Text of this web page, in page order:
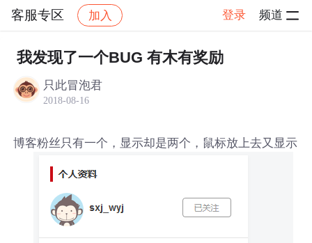
客服专区 加入 登录 频道
社区 客服专区 帖子详情
我发现了一个BUG 有木有奖励
只此冒泡君
2018-08-16
博客粉丝只有一个，显示却是两个，鼠标放上去又显示